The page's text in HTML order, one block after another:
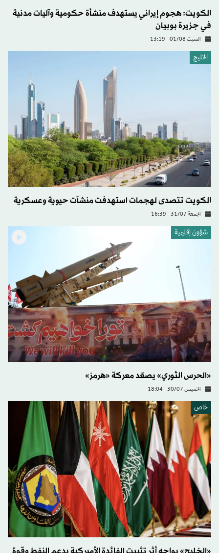
الكويت: هجوم إيراني يستهدف منشأة حكومية وآليات مدنية
في جزيرة بوبيان
السبت 01/08 - 13:19
الخليج
الكويت تتصدى لهجمات استهدفت منشآت حيوية وعسكرية
الجمعة 31/07 - 16:39
شؤون إقليمية
«الحرس الثوري» يصعّد معركة «هرمز»
الخميس 30/07 - 18:04
خاص